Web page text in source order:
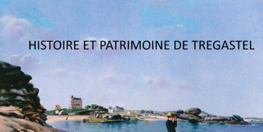
Aller
au
contenu